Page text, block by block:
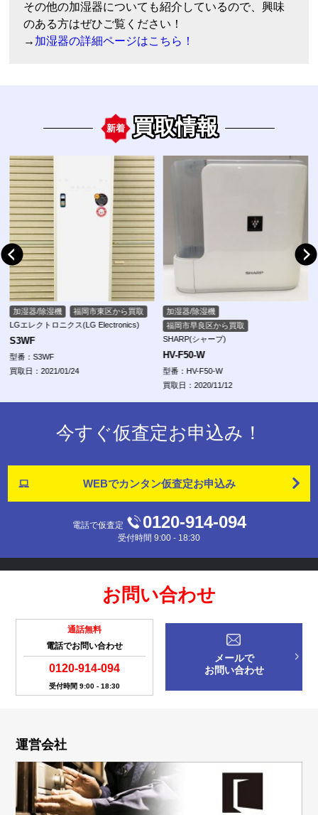
その他の加湿器についても紹介しているので、興味
のある方はぜひご覧ください！
→ 加湿器の詳細ページはこちら！
新着 買取情報
加湿器/除湿機
福岡市東区から買取
LGエレクトロニクス(LG Electronics)
S3WF
型番：S3WF
買取日：2021/01/24
加湿器/除湿機
福岡市早良区から買取
SHARP(シャープ)
HV-F50-W
型番：HV-F50-W
買取日：2020/11/12
今すぐ仮査定お申込み！
WEBでカンタン仮査定お申込み
電話で仮査定 0120-914-094
受付時間 9:00 - 18:30
お問い合わせ
通話無料
電話でお問い合わせ
0120-914-094
受付時間 9:00 - 18:30
メールで
お問い合わせ
運営会社